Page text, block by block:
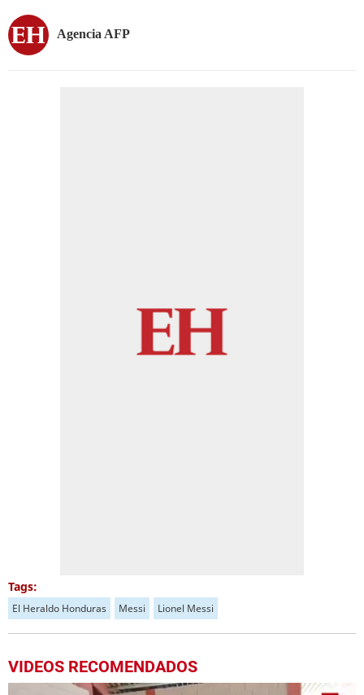
Agencia AFP
Tags:
El Heraldo Honduras Messi Lionel Messi
VIDEOS RECOMENDADOS